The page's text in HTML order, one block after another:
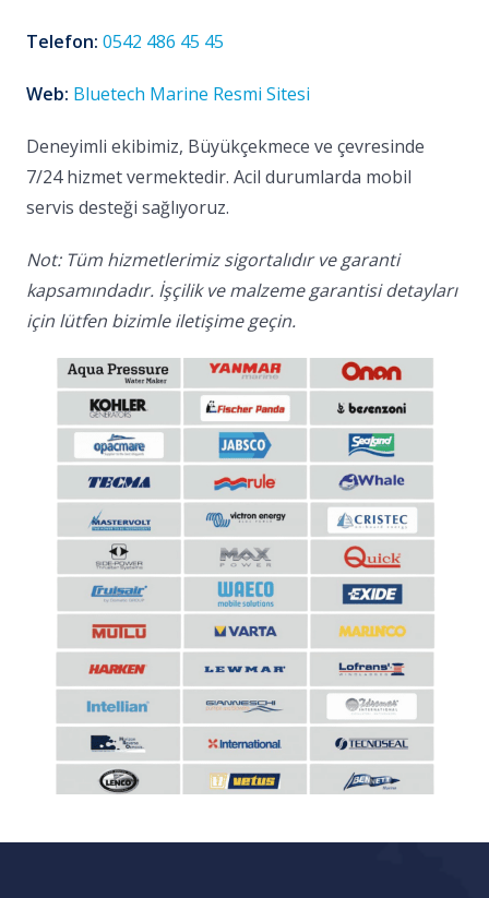
Telefon: 0542 486 45 45
Web: Bluetech Marine Resmi Sitesi
Deneyimli ekibimiz, Büyükçekmece ve çevresinde
7/24 hizmet vermektedir. Acil durumlarda mobil
servis desteği sağlıyoruz.
Not: Tüm hizmetlerimiz sigortalıdır ve garanti
kapsamındadır. İşçilik ve malzeme garantisi detayları
için lütfen bizimle iletişime geçin.